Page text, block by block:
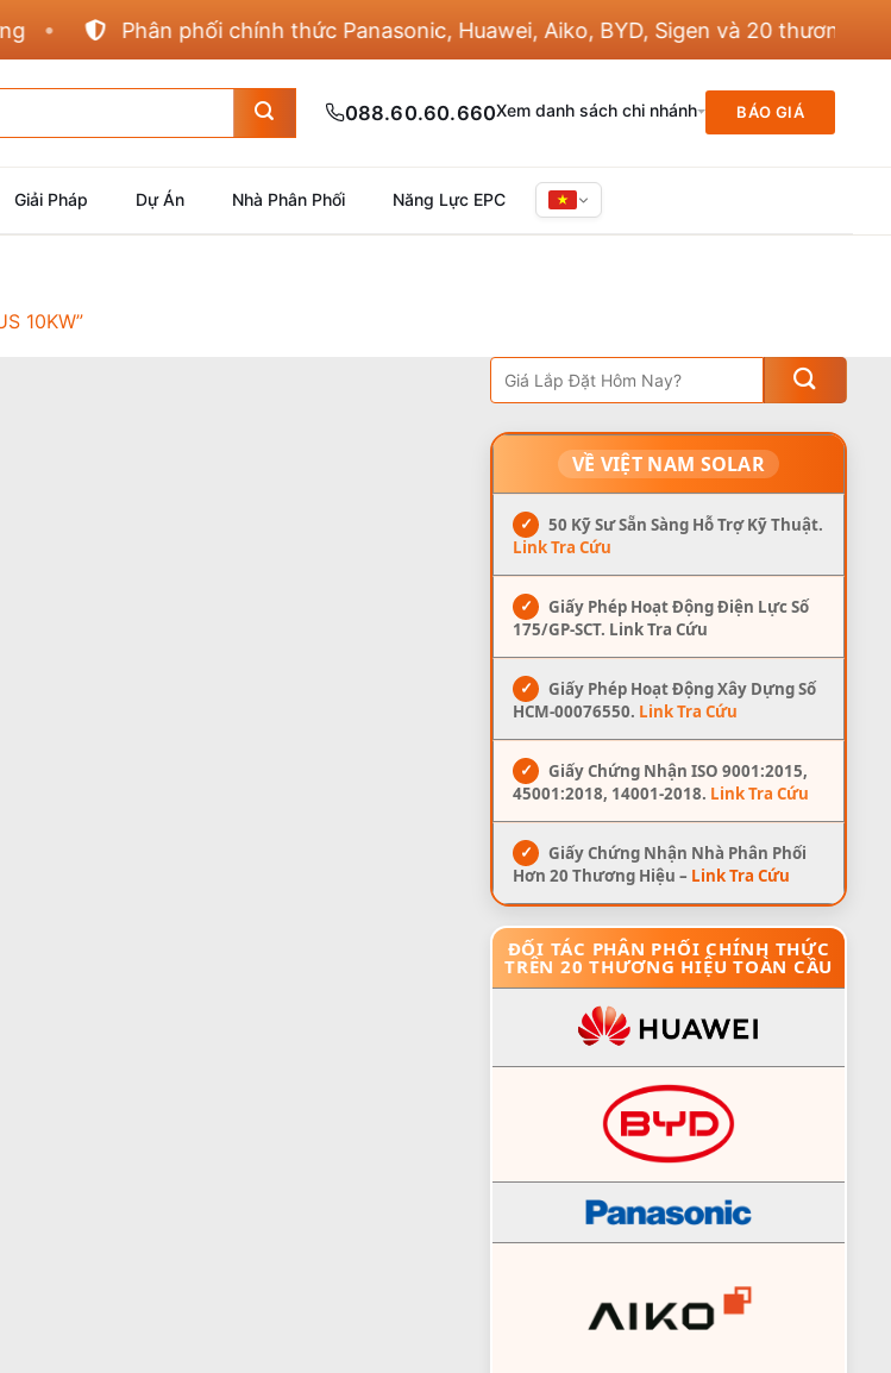
Phân phối chính thức Panasonic, Huawei, Aiko, BYD, Sigen và 20 thương hiệu
088.60.60.660Xem danh sách chi nhánh BÁO GIÁ
Giải Pháp Dự Án Nhà Phân Phối Năng Lực EPC
10KW”
VỀ VIỆT NAM SOLAR
✓
50 Kỹ Sư Sẵn Sàng Hỗ Trợ Kỹ Thuật.
Link Tra Cứu
✓
Giấy Phép Hoạt Động Điện Lực Số
175/GP-SCT. Link Tra Cứu
✓
Giấy Phép Hoạt Động Xây Dựng Số
HCM-00076550. Link Tra Cứu
✓
Giấy Chứng Nhận ISO 9001:2015,
45001:2018, 14001-2018. Link Tra Cứu
✓
Giấy Chứng Nhận Nhà Phân Phối
Hơn 20 Thương Hiệu – Link Tra Cứu
ĐỐI TÁC PHÂN PHỐI CHÍNH THỨC
TRÊN 20 THƯƠNG HIỆU TOÀN CẦU